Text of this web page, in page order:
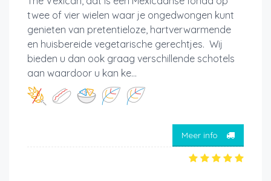
twee of vier wielen waar je ongedwongen kunt
genieten van pretentieloze, hartverwarmende
en huisbereide vegetarische gerechtjes. Wij
bieden u dan ook graag verschillende schotels
aan waardoor u kan ke...
Meer info